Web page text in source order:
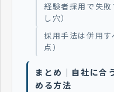
経験者採用で失
し穴）
採用手法は併用
点）
まとめ｜自社に合
める方法